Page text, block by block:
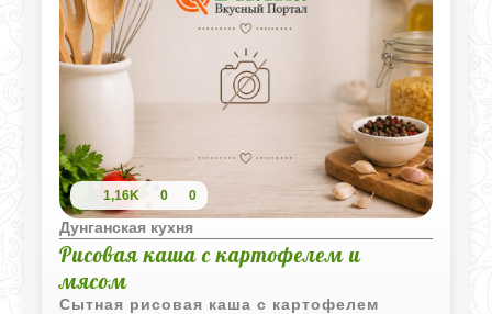
1,16K 0 0
Дунганская кухня
Рисовая каша с картофелем и
мясом
Сытная рисовая каша с картофелем